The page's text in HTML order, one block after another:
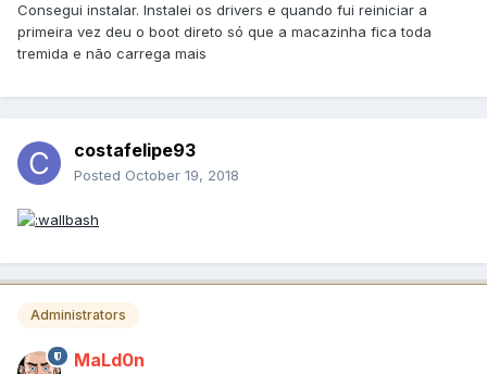
Consegui instalar. Instalei os drivers e quando fui reiniciar a
primeira vez deu o boot direto só que a macazinha fica toda
tremida e não carrega mais
costafelipe93
Posted October 19, 2018
Administrators
MaLd0n